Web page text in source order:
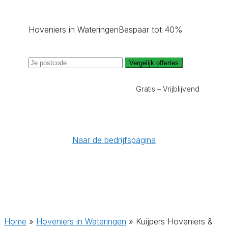
Hoveniers in WateringenBespaar tot 40%
Vergelijk offertes
Gratis – Vrijblijvend
Naar de bedrijfspagina
Home » Hoveniers in Wateringen » Kuijpers Hoveniers &